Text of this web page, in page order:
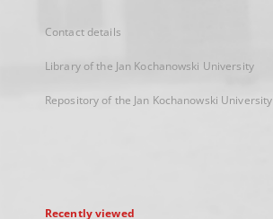
Contact details
Library of the Jan Kochanowski University
Repository of the Jan Kochanowski University
Recently viewed